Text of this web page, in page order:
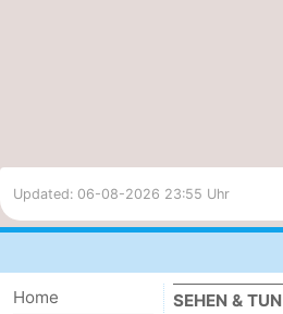
Updated: 06-08-2026 23:55 Uhr
Home
SEHEN & TUN